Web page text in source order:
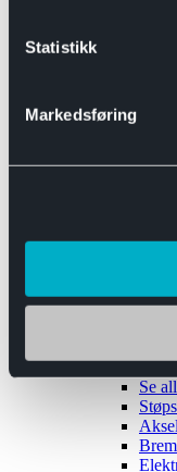
Statistikk
Markedsføring
Båthengere
Se
Aksel